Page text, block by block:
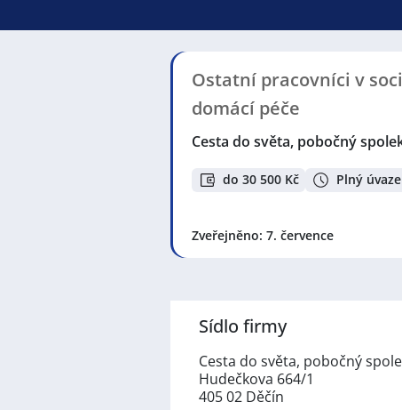
Ostatní pracovníci v
domácí péče
Cesta do světa, pobočný
do 30 500 Kč Plný
Zveřejněno: 7. července
Sídlo firmy
Cesta do světa, pobočný
Hudečkova 664/1
405 02 Děčín